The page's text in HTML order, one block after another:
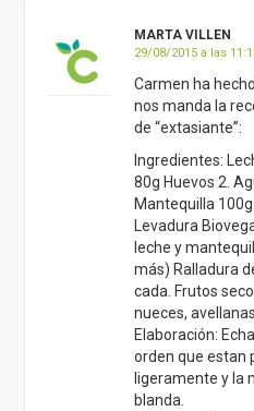
MARTA VILLEN
29/08/2015 a las
Carmen ha
nos manda la
de “extasiante”:
Ingredientes:
80g Huevos 2.
Mantequilla
Levadura
leche y
más) Ralladura
cada. Frutos
nueces,
Elaboración:
orden que estan
ligeramente y la
blanda.